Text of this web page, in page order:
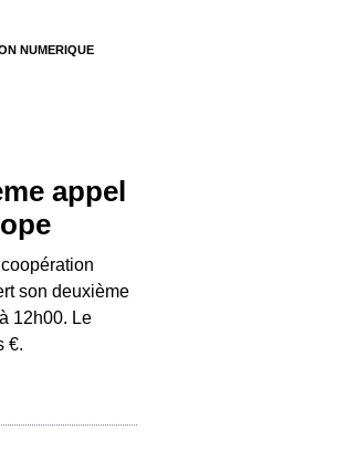
NUMERIQUE
appel
son deuxième
12h00. Le
€.